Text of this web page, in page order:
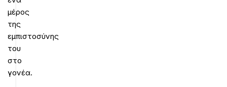
μέρος
της
εμπιστοσύνης
του
στο
γονέα.